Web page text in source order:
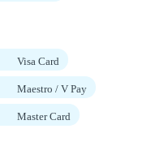
Visa Card
Maestro / V Pay
Master Card